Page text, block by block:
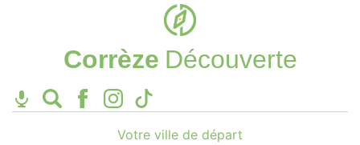
Corrèze Découverte
Votre ville de départ